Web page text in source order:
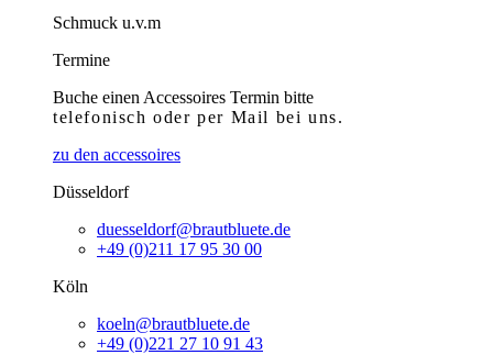
Schmuck u.v.m
Termine
Buche einen Accessoires Termin bitte
telefonischoder per Mail bei uns.
zu den accessoires
Düsseldorf
duesseldorf@brautbluete.de
+49 (0)211 17 95 30 00
Köln
koeln@brautbluete.de
+49 (0)221 27 10 91 43